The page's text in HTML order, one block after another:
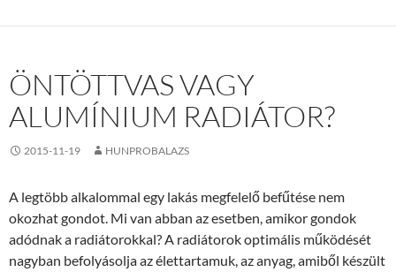
ÖNTÖTTVAS VAGY
ALUMÍNIUM RADIÁTOR?
2015-11-19 HUNPROBALAZS
A legtöbb alkalommal egy lakás megfelelő befűtése nem
okozhat gondot. Mi van abban az esetben, amikor gondok
adódnak a radiátorokkal? A radiátorok optimális működését
nagyban befolyásolja az élettartamuk, az anyag, amiből készült